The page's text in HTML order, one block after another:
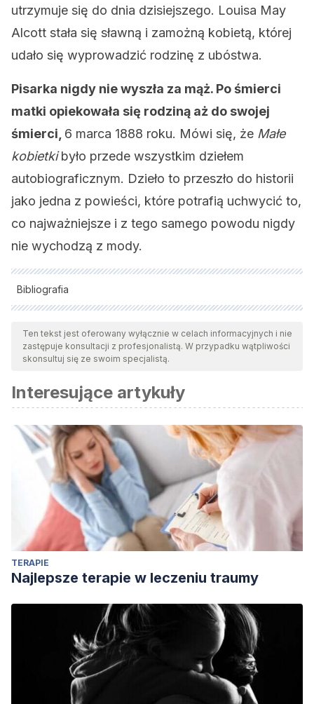
utrzymuje się do dnia dzisiejszego. Louisa May
Alcott stała się sławną i zamożną kobietą, której
udało się wyprowadzić rodzinę z ubóstwa.
Pisarka nigdy nie wyszła za mąż. Po śmierci
matki opiekowała się rodziną aż do swojej
śmierci, 6 marca 1888 roku. Mówi się, że Małe
kobietkibyło przede wszystkim dziełem
autobiograficznym. Dzieło to przeszło do historii
jako jedna z powieści, które potrafią uchwycić to,
co najważniejsze i z tego samego powodu nigdy
nie wychodzą z mody.
Bibliografia
Wszystkie cytowane źródła zostały gruntownie
przeanalizowane przez nasz zespół w celu zapewnienia ich
jakości, wiarygodności, aktualności i ważności. Bibliografia
względem naukowym lub akademickim.
Alcott, L. M. (2018). Louisa May Alcott. Hombrecitos.
Ten tekst jest oferowany wyłącznie w celach informacyjnych i nie
zastępuje konsultacji z profesjonalistą. W przypadku wątpliwości
skonsultuj się ze swoim specjalistą.
Interesujące artykuły
TERAPIE
Najlepsze terapie w leczeniu traumy